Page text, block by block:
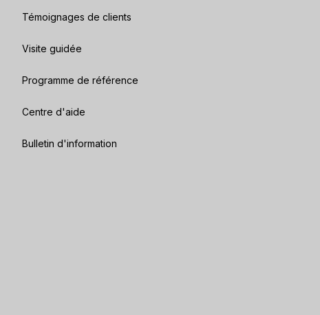
Témoignages de clients
Visite guidée
Programme de référence
Centre d'aide
Bulletin d'information